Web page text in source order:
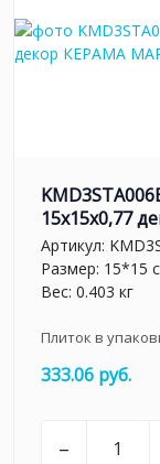
15x15x0,77
Артикул:
Размер: 15*15
Вес: 0.403 кг
Плиток в
333.06 руб.
–